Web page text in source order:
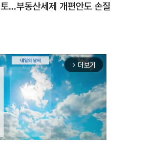
토…부동산세제 개편안도 손질
arrow_forward_ios 더보기